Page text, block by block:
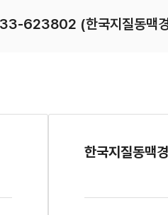
623802 (한국지질동맥
한국지질동맥